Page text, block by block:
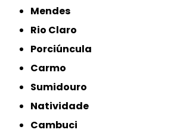
Mendes
Rio Claro
Porciúncula
Carmo
Sumidouro
Natividade
Cambuci